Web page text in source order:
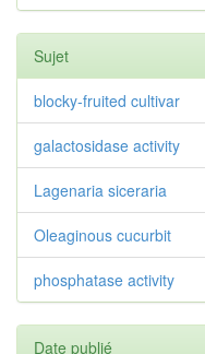
Sujet
blocky-fruited cultivar
galactosidase activity
Lagenaria siceraria
Oleaginous cucurbit
phosphatase activity
Date publié